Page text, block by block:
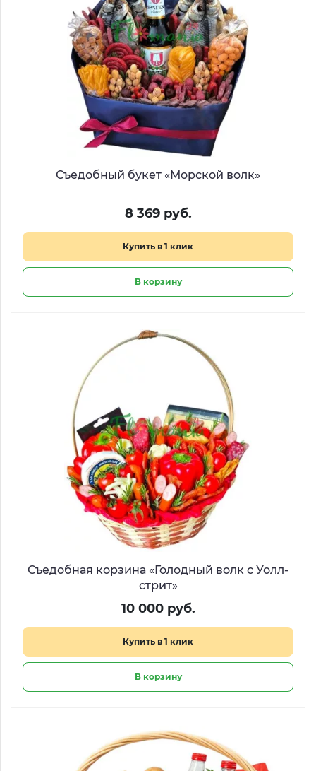
Съедобный букет «Морской волк»
8 369 руб.
Купить в 1 клик
В корзину
Съедобная корзина «Голодный волк с Уолл-
стрит»
10 000 руб.
Купить в 1 клик
В корзину